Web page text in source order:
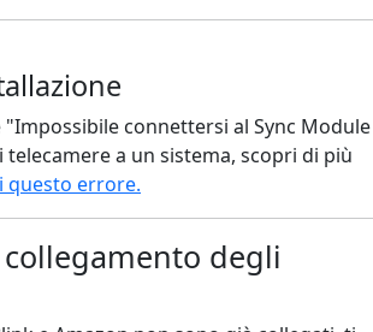
connettersi al Sync Module
a un sistema, scopri di più
questo errore.
degli